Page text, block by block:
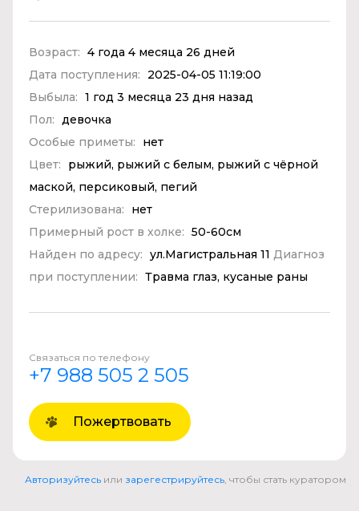
Возраст: 4 года 4 месяца 26 дней
Дата поступления:
2025-04-05 11:19:00
Выбыла: 1 год 3 месяца 23 дня назад
Пол:
девочка
Особые приметы:
нет
Цвет:
рыжий, рыжий с белым, рыжий с чёрной
маской, персиковый, пегий
Стерилизована:
нет
Примерный рост в холке: 50-60см
Найден по адресу: ул.Магистральная 11 Диагноз
при поступлении: Травма глаз, кусаные раны
Связаться по телефону
+7 988 505 2 505
Пожертвовать
Авторизуйтесь или зарегестрируйтесь, чтобы стать куратором